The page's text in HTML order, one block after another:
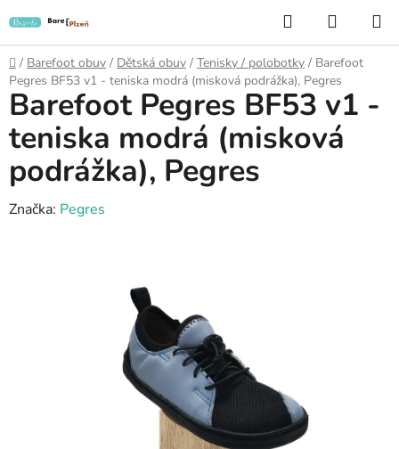
na
obsah
Hledat
KOŠÍK
Domů
/ Barefoot obuv / Dětská obuv / Tenisky / polobotky / Barefoot
Pegres BF53 v1 - teniska modrá (misková podrážka), Pegres
Barefoot Pegres BF53 v1 -
teniska modrá (misková
podrážka), Pegres
Značka: Pegres